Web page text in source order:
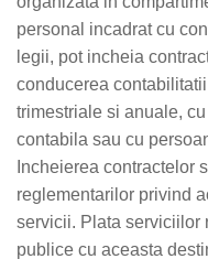
personal incadrat cu
legii, pot incheia
conducerea
trimestriale si anuale,
contabila sau cu
Incheierea contractelor
reglementarilor privind
servicii. Plata serviciilor
publice cu aceasta